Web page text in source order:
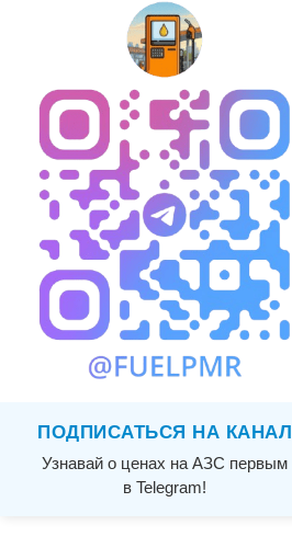
ПОДПИСАТЬСЯ НА КАНАЛ
Узнавай о ценах на АЗС первым
в Telegram!